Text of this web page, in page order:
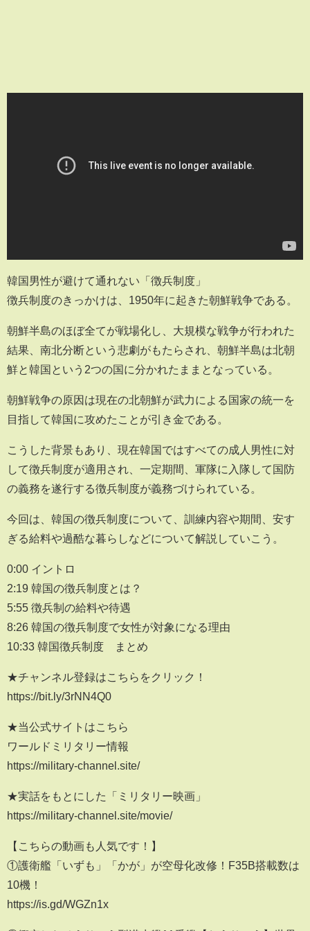
韓国男性が避けて通れない「徴兵制度」
徴兵制度のきっかけは、1950年に起きた朝鮮戦争である。
朝鮮半島のほぼ全てが戦場化し、大規模な戦争が行われた
結果、南北分断という悲劇がもたらされ、朝鮮半島は北朝
鮮と韓国という2つの国に分かれたままとなっている。
朝鮮戦争の原因は現在の北朝鮮が武力による国家の統一を
目指して韓国に攻めたことが引き金である。
こうした背景もあり、現在韓国ではすべての成人男性に対
して徴兵制度が適用され、一定期間、軍隊に入隊して国防
の義務を遂行する徴兵制度が義務づけられている。
今回は、韓国の徴兵制度について、訓練内容や期間、安す
ぎる給料や過酷な暮らしなどについて解説していこう。
0:00 イントロ
2:19 韓国の徴兵制度とは？
5:55 徴兵制の給料や待遇
8:26 韓国の徴兵制度で女性が対象になる理由
10:33 韓国徴兵制度 まとめ
★チャンネル登録はこちらをクリック！
https://bit.ly/3rNN4Q0
★当公式サイトはこちら
ワールドミリタリー情報
https://military-channel.site/
★実話をもとにした「ミリタリー映画」
https://military-channel.site/movie/
【こちらの動画も人気です！】
①護衛艦「いずも」「かが」が空母化改修！F35B搭載数は
10機！
https://is.gd/WGZn1x